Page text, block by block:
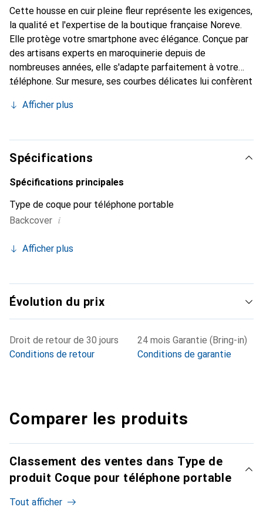
Cette housse en cuir pleine fleur représente les exigences,
la qualité et l'expertise de la boutique française Noreve.
Elle protège votre smartphone avec élégance. Conçue par
des artisans experts en maroquinerie depuis de
nombreuses années, elle s'adapte parfaitement à votre
téléphone. Sur mesure, ses courbes délicates lui confèrent
chic et essentiel pour votre smartphone. Reconnaître
marque Noreve est un choix sûr pour une clientèle
exigeante.
Afficher plus
Spécifications
Spécifications principales
Type de coque pour téléphone portable
Backcover i
Afficher plus
Évolution du prix
Droit de retour de 30 jours
Conditions de retour
24 mois Garantie (Bring-in)
Conditions de garantie
Comparer les produits
Classement des ventes dans Type de
produit Coque pour téléphone portable
Tout afficher